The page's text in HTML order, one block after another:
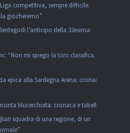
competitiva, sempre difficile.
giocheremo”
l’anticipo della 32esima:
“Non mi spiego la loro classifica. La
epica alla Sardegna Arena: cronaca e
blucerchiata: cronaca e tabellino
squadra di una regione, di un